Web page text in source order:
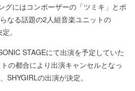
グにはコンポーザーの「ツミキ」とボ
なる話題の2人組音楽ユニットの
。
STAGEにて出演を予定していた
の都合により出演キャンセルとなっ
SHYGIRLの出演が決定。